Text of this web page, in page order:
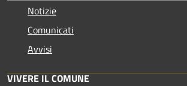
Notizie
Comunicati
Avvisi
VIVERE IL COMUNE